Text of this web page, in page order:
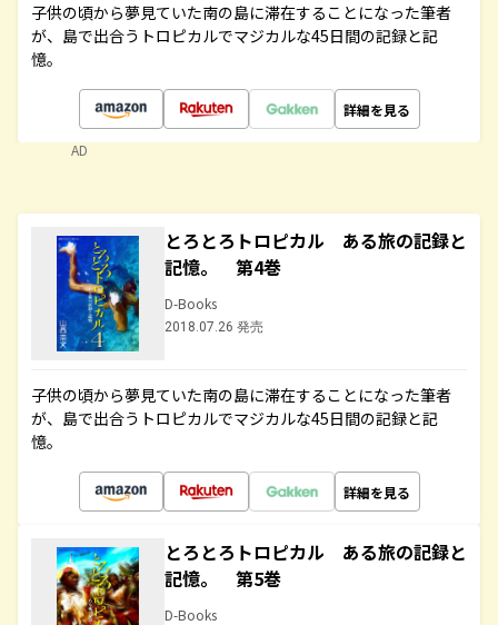
子供の頃から夢見ていた南の島に滞在することになった筆者
が、島で出合うトロピカルでマジカルな45日間の記録と記
憶。
詳細を見る
AD
とろとろトロピカル ある旅の記録と
記憶。 第4巻
D-Books
2018.07.26 発売
子供の頃から夢見ていた南の島に滞在することになった筆者
が、島で出合うトロピカルでマジカルな45日間の記録と記
憶。
詳細を見る
とろとろトロピカル ある旅の記録と
記憶。 第5巻
D-Books